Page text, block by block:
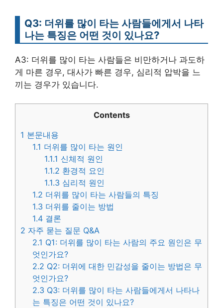
Q3: 더위를 많이 타는 사람들에게서 나타
나는 특징은 어떤 것이 있나요?
A3: 더위를 많이 타는 사람들은 비만하거나 과도하
게 마른 경우, 대사가 빠른 경우, 심리적 압박을 느
끼는 경우가 있습니다.
Contents
1 본문내용
1.1 더위를 많이 타는 원인
1.1.1 신체적 원인
1.1.2 환경적 요인
1.1.3 심리적 원인
1.2 더위를 많이 타는 사람들의 특징
1.3 더위를 줄이는 방법
1.4 결론
2 자주 묻는 질문 Q&A
2.1 Q1: 더위를 많이 타는 사람의 주요 원인은 무
엇인가요?
2.2 Q2: 더위에 대한 민감성을 줄이는 방법은 무
엇인가요?
2.3 Q3: 더위를 많이 타는 사람들에게서 나타나
는 특징은 어떤 것이 있나요?